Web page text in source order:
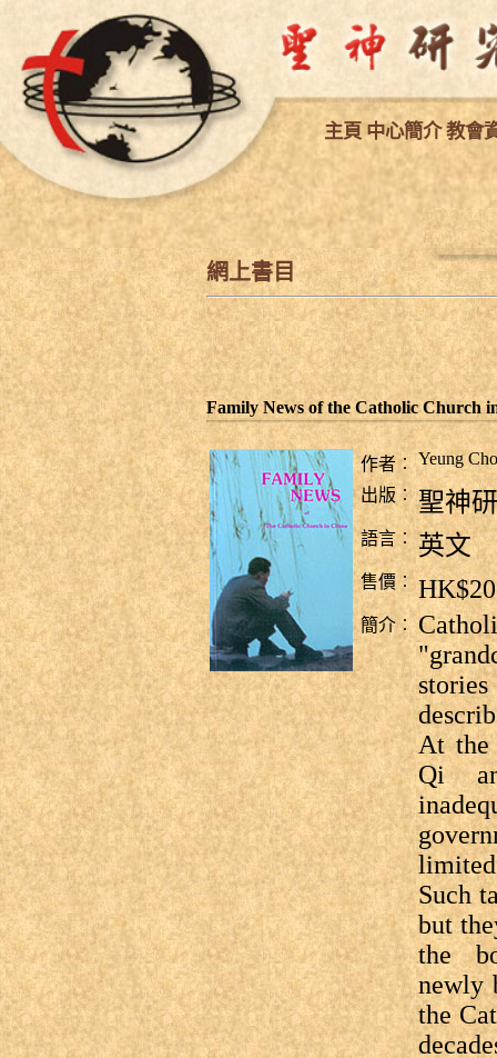
主頁 中心簡介 教會
網上書目
Family News of the Catholic Church
作者︰
Yeung
出版︰ 聖神
語言︰ 英文
售價︰
簡介︰
At the
Qi
Such
but
the
newly
the